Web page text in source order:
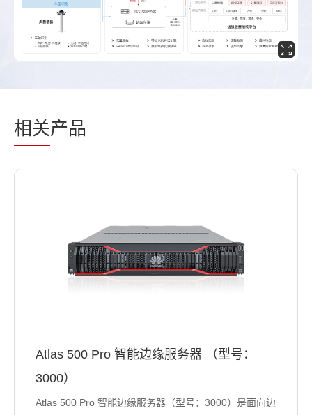
相关产品
Atlas 500 Pro 智能边缘服务器 （型号：
3000）
Atlas 500 Pro 智能边缘服务器（型号：3000）是面向边